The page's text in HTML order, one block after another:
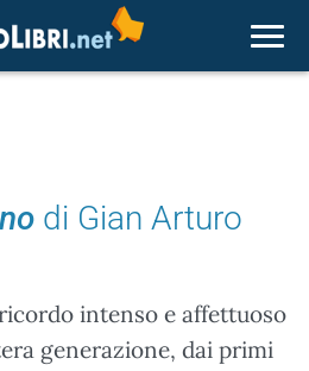
di Gian Arturo
intenso e affettuoso
generazione, dai primi